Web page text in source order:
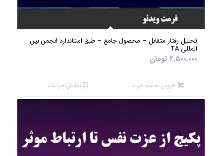
5.00
تحلیل رفتار متقابل – محصول جامع – طبق استاندارد انجمن بین
المللی TA
2,500,000 تومان
افزودن به سبد خرید نمایش جزئیات